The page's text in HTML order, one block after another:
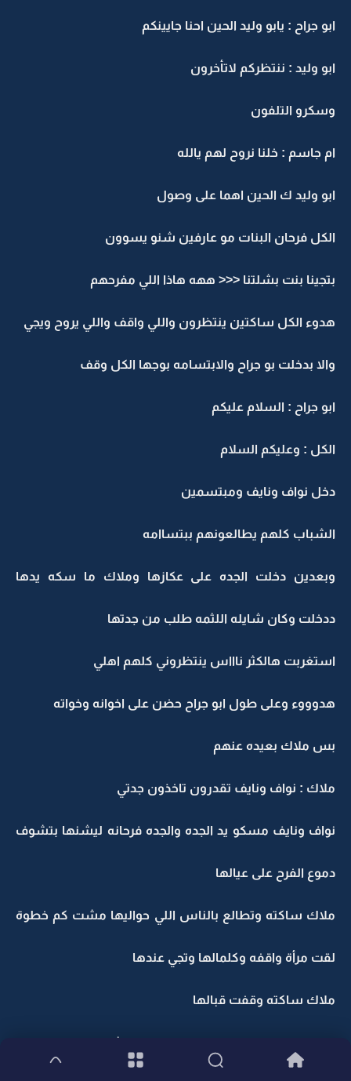
ابو جراح : يابو وليد الحين احنا جايينكم
ابو وليد : ننتظركم لاتأخرون
وسكرو التلفون
ام جاسم : خلنا نروح لهم يالله
ابو وليد ك الحين اهما على وصول
الكل فرحان البنات مو عارفين شنو يسوون
بتجينا بنت بشلتنا <<< ههه هاذا اللي مفرحهم
هدوء الكل ساكتين ينتظرون واللي واقف واللي يروح ويجي
والا بدخلت بو جراح والابتسامه بوجها الكل وقف
ابو جراح : السلام عليكم
الكل : وعليكم السلام
دخل نواف ونايف ومبتسمين
الشباب كلهم يطالعونهم ببتساامه
وبعدين دخلت الجده على عكازها وملاك ما سكه يدها
ددخلت وكان شايله اللثمه طلب من جدتها
استغربت هالكثر ناااس ينتظروني كلهم اهلي
هدوووء وعلى طول ابو جراح حضن على اخوانه وخواته
بس ملاك بعيده عنهم
ملاك : نواف ونايف تقدرون تاخذون جدتي
نواف ونايف مسكو يد الجده والجده فرحانه ليشنها بتشوف
دموع الفرح على عيالها
ملاك ساكته وتطالع بالناس اللي حواليها مشت كم خطوة
لقت مرأة واقفه وكلمالها وتجي عندها
ملاك ساكته وقفت قبالها
ابو جراح : هاذي عمتك يا ملاك حضنيها مثل امك هاذي